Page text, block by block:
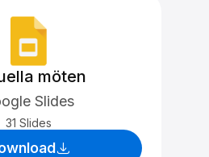
möten
Slides
31 Slides